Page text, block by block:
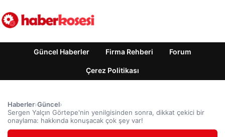
Güncel Haberler Firma Rehberi Forum
Çerez Politikası
Haberler›Güncel›
Sergen Yalçın Görtepe'nin yenilgisinden sonra, dikkat çekici bir
onaylama: hakkında konuşacak çok şey var!